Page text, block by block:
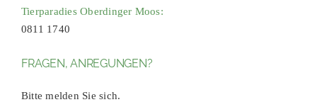
Tierparadies Oberdinger Moos:
0811 1740
FRAGEN, ANREGUNGEN?
Bitte melden Sie sich.